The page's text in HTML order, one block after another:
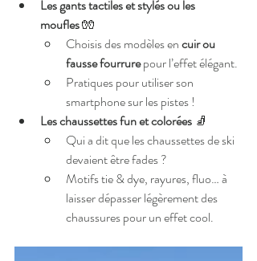
Les gants tactiles et stylés ou les
moufles 🧤
Choisis des modèles en cuir ou
fausse fourrure pour l’effet élégant.
Pratiques pour utiliser son
smartphone sur les pistes !
Les chaussettes fun et colorées 🧦
Qui a dit que les chaussettes de ski
devaient être fades ?
Motifs tie & dye, rayures, fluo… à
laisser dépasser légèrement des
chaussures pour un effet cool.